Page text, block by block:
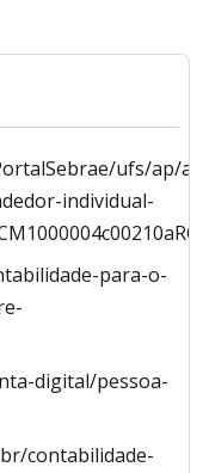
ufs/ap/
individual-
para-o-
digital/pessoa-
contabilidade-